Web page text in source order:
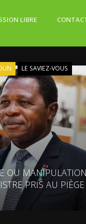
LIBRE
LE SAVIEZ-VOUS
OU MANIPULATION
PRIS AU PIÈGE